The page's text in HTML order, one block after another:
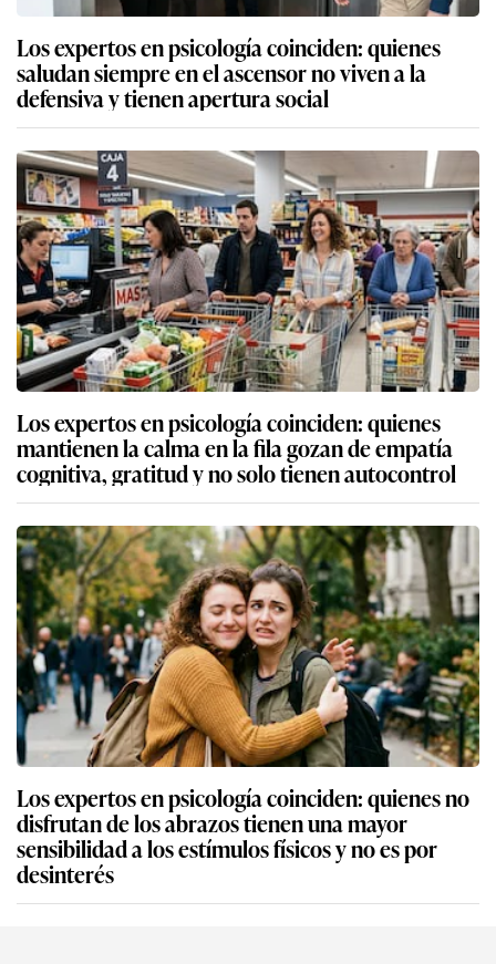
Los expertos en psicología coinciden: quienes
saludan siempre en el ascensor no viven a la
defensiva y tienen apertura social
Los expertos en psicología coinciden: quienes
mantienen la calma en la fila gozan de empatía
cognitiva, gratitud y no solo tienen autocontrol
Los expertos en psicología coinciden: quienes no
disfrutan de los abrazos tienen una mayor
sensibilidad a los estímulos físicos y no es por
desinterés